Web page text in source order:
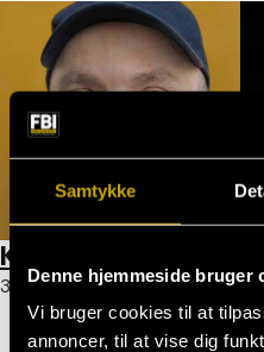
Samtykke
Denne hjemmeside bruger
Vi bruger cookies til at
annoncer, til at vise dig
Kaspar Herbst
30. marts 2026